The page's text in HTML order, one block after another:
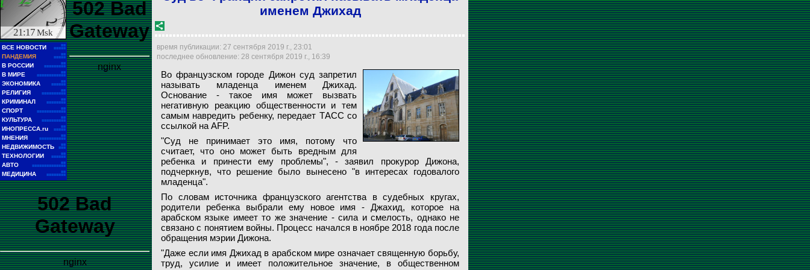
21:17Msk
ВСЕ НОВОСТИ ■■
■■■■■
ПАНДЕМИЯ ■■
■■■■■
В РОССИИ ■■
■■■■■■■■■
В МИРЕ ■■
■■■■■■■■■■■■
ЭКОНОМИКА ■■
■■■■■■
РЕЛИГИЯ ■■
■■■■■■■■■■
КРИМИНАЛ ■■
■■■■■■■■
СПОРТ ■■
■■■■■■■■■■■■
КУЛЬТУРА ■■
■■■■■■■■■■
ИНОПРЕССА.ru ■■
■■■■■
МНЕНИЯ ■■
■■■■■■■■■■■
НЕДВИЖИМОСТЬ ■■
■■■
ТЕХНОЛОГИИ ■■
■■■■■■
АВТО ■■
■■■■■■■■■■■■■■
МЕДИЦИНА ■■
■■■■■■■■
502 Bad
Gateway
nginx
именем Джихад
время публикации: 27 сентября 2019 г., 23:01
последнее обновление: 28 сентября 2019 г., 16:39
Суд во Франции суд запретил называть младенца именем Джихад
MOSSOT / Wikipedia
Во французском городе Дижон суд запретил
называть младенца именем Джихад.
Основание - такое имя может вызвать
негативную реакцию общественности и тем
самым навредить ребенку, передает ТАСС со
ссылкой на AFP.
"Суд не принимает это имя, потому что
считает, что оно может быть вредным для
ребенка и принести ему проблемы", - заявил прокурор Дижона,
подчеркнув, что решение было вынесено "в интересах годовалого
младенца".
По словам источника французского агентства в судебных кругах,
родители ребенка выбрали ему новое имя - Джахид, которое на
арабском языке имеет то же значение - сила и смелость, однако не
связано с понятием войны. Процесс начался в ноябре 2018 года после
обращения мэрии Дижона.
"Даже если имя Джихад в арабском мире означает священную борьбу,
труд, усилие и имеет положительное значение, в общественном
502 Bad
Gateway
nginx